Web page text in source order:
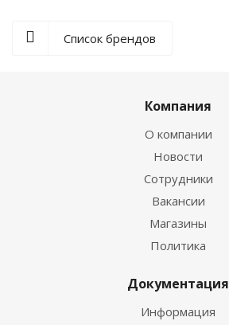
Список брендов
Компания
О компании
Новости
Сотрудники
Вакансии
Магазины
Политика
Документация
Информация